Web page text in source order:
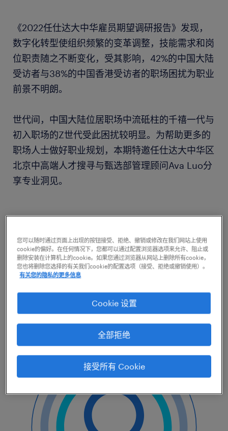
《2022任仕达大中华雇员期望调研报告》发现，
数字化转型使组织频繁的变革调整，技能需求和岗
位职责随之不断变化，受其影响，42%的中国大陆
受访者与38%的中国香港受访者的职场困扰为职业
前景不明朗。
世代间，中国大陆位居职场中流砥柱的千禧一代与
初入职场的Z世代受此困扰较明显。为帮助更多的
职场人士做好职业规划，本期特邀任仕达大中华区
北京中高端人才搜寻与甄选部管理顾问Ava Luo分
享专业洞见。
01
职业规划
选擅长的，还是有能力做好的？
选择不只是少走弯路那么简单。
您可以随时通过页面上出现的按钮接受、拒绝、撤销或修改在我们网站上使用
cookie的偏好。在任何情况下，您都可以通过配置浏览器选项来允许、阻止或
删除安装在计算机上的cookie。如果您通过浏览器从网站上删除所有cookie，
您也将删除您选择的有关我们cookie的配置选项（接受、拒绝或撤销使用）。
有关您的隐私的更多信息
Cookie 设置
全部拒绝
接受所有 Cookie